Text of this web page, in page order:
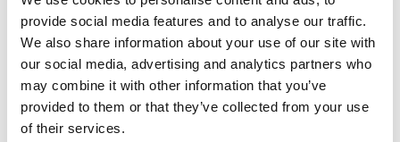
provide social media features and to analyse our traffic.
We also share information about your use of our site with
our social media, advertising and analytics partners who
may combine it with other information that you’ve
provided to them or that they’ve collected from your use
of their services.
WIĘCEJ ATRAKCJI